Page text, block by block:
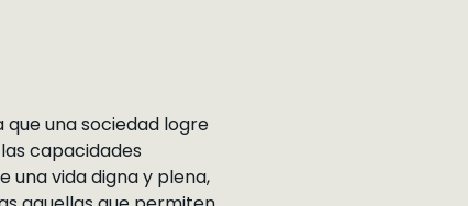
una sociedad logre
capacidades
una vida digna y plena,